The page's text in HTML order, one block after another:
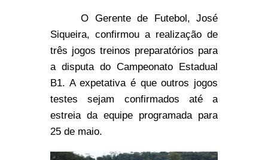
O Gerente de Futebol, José
Siqueira, confirmou a realização de
três jogos treinos preparatórios para
a disputa do Campeonato Estadual
B1. A expetativa é que outros jogos
testes sejam confirmados até a
estreia da equipe programada para
25 de maio.